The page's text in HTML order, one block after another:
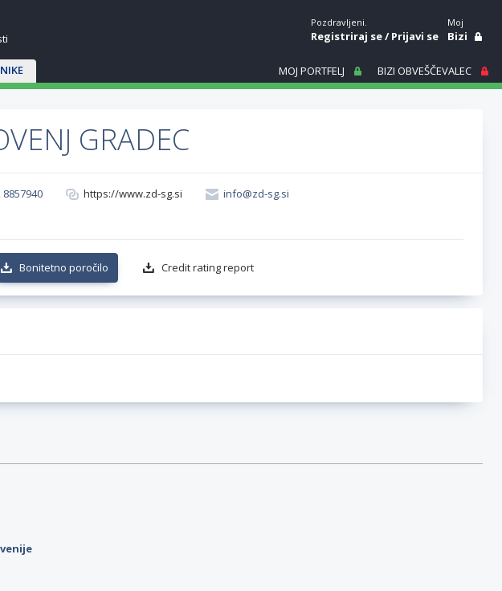
Pozdravljeni.
Registriraj se/Prijavi se
Moj
Bizi
MOJ PORTFELJ BIZI OBVEŠČEVALEC
GRADEC
8857940 https://www.zd-sg.si
info@zd-sg.si
Bonitetno poročilo Credit rating report